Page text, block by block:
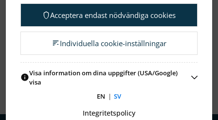
2026 2025 2024 2023 2022 2021
2020 2019 2018 2017 2016 2015
Acceptera endast nödvändiga cookies
Individuella cookie-inställningar
Visa information om dina uppgifter (USA/Google)
visa
EN | SV
Integritetspolicy